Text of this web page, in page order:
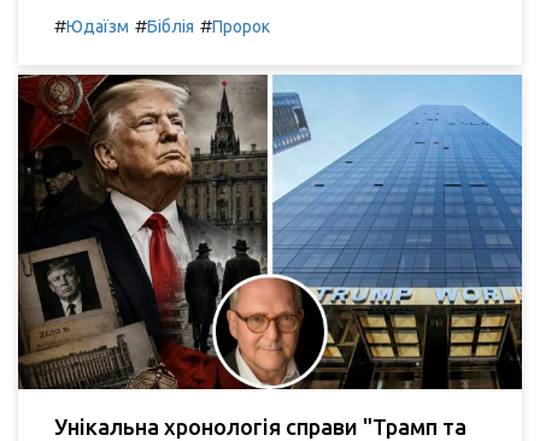
#Юдаїзм #Біблія #Пророк
Унікальна хронологія справи "Трамп та